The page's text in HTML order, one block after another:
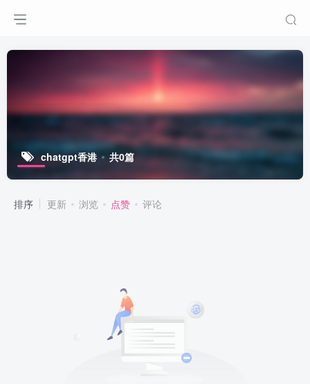
chatgpt香港 共0篇
排序 更新 浏览 点赞 评论